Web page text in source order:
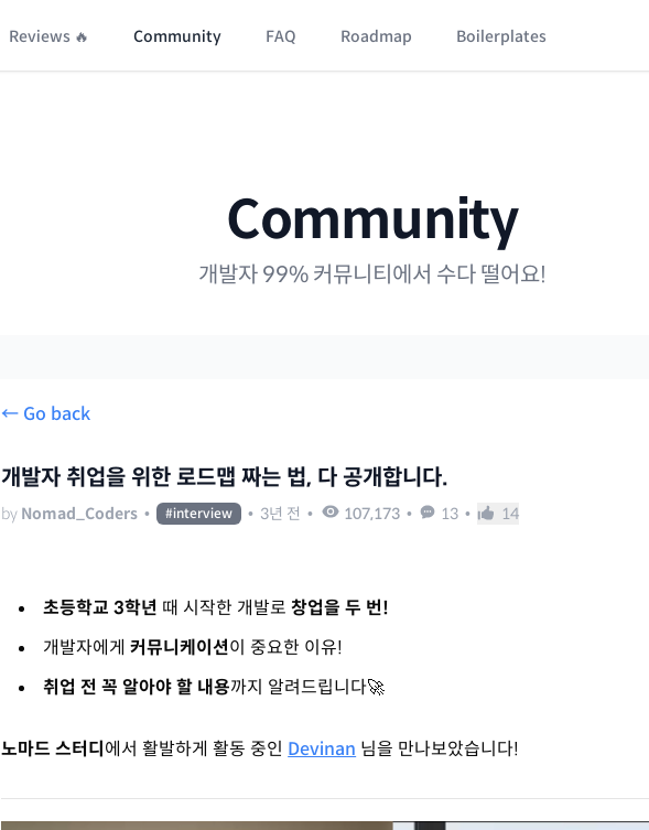
Reviews 🔥 Community FAQ Roadmap Boilerplates
Community
개발자 99% 커뮤니티에서 수다 떨어요!
← Go back
개발자 취업을 위한 로드맵 짜는 법, 다 공개합니다.
by Nomad_Coders • #interview • 3년 전 • 107,173 • 13 • 14
초등학교 3학년 때 시작한 개발로창업을 두 번!
개발자에게커뮤니케이션이 중요한 이유!
취업 전 꼭 알아야 할 내용까지 알려드립니다🚀
노마드 스터디 에서 활발하게 활동 중인 Devinan 님을 만나보았습니다!